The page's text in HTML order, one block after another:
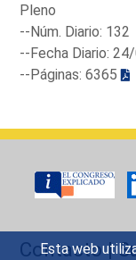
Esta web
Pleno
--Núm. Diario: 132
--Fecha Diario:
--Páginas: 6365
Contacto|